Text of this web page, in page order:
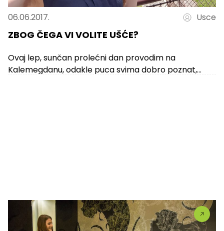
06.06.2017. Usce
ZBOG ČEGA VI VOLITE UŠĆE?
Ovaj lep, sunčan prolećni dan provodim na
Kalemegdanu, odakle puca svima dobro poznat,